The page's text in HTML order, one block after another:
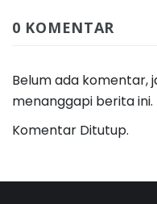
0 KOMENTAR
Belum ada komentar,
menanggapi berita ini.
Komentar Ditutup.